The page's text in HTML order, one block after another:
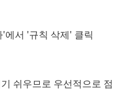
서 '규칙 삭제' 클릭
쉬우므로 우선적으로 점